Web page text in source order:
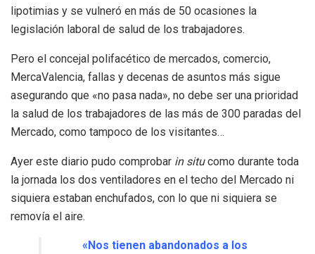
lipotimias y se vulneró en más de 50 ocasiones la
legislación laboral de salud de los trabajadores.
Pero el concejal polifacético de mercados, comercio,
MercaValencia, fallas y decenas de asuntos más sigue
asegurando que «no pasa nada», no debe ser una prioridad
la salud de los trabajadores de las más de 300 paradas del
Mercado, como tampoco de los visitantes…
Ayer este diario pudo comprobar in situcomo durante toda
la jornada los dos ventiladores en el techo del Mercado ni
siquiera estaban enchufados, con lo que ni siquiera se
removía el aire.
«Nos tienen abandonados a los